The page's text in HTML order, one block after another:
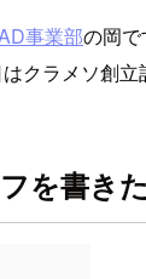
事業部の岡で
クラメソ創
を書き